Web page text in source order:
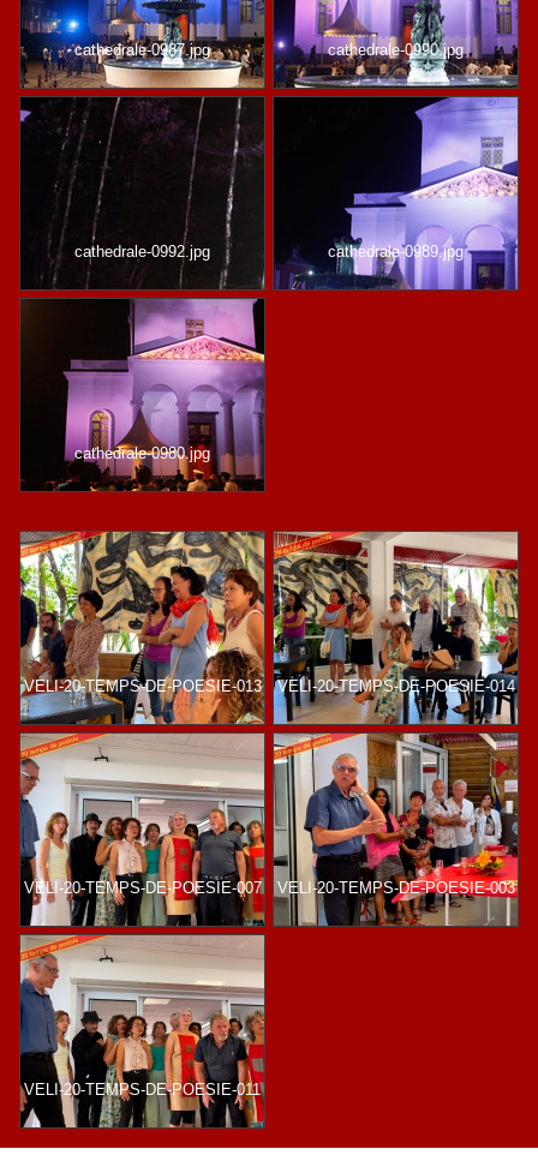
cathedrale-0987.jpg cathedrale-0990.jpg
cathedrale-0992.jpg cathedrale-0989.jpg
cathedrale-0980.jpg
VELI-20-TEMPS-DE-POESIE-013 VELI-20-TEMPS-DE-POESIE-014
VELI-20-TEMPS-DE-POESIE-007 VELI-20-TEMPS-DE-POESIE-003
VELI-20-TEMPS-DE-POESIE-011